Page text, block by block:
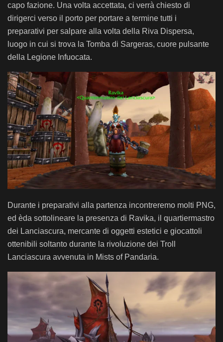
capo fazione. Una volta accettata, ci verrà chiesto di
dirigerci verso il porto per portare a termine tutti i
preparativi per salpare alla volta della Riva Dispersa,
luogo in cui si trova la Tomba di Sargeras, cuore pulsante
della Legione Infuocata.
Durante i preparativi alla partenza incontreremo molti PNG,
ed èda sottolineare la presenza di Ravika, il quartiermastro
dei Lanciascura, mercante di oggetti estetici e giocattoli
ottenibili soltanto durante la rivoluzione dei Troll
Lanciascura avvenuta in Mists of Pandaria.